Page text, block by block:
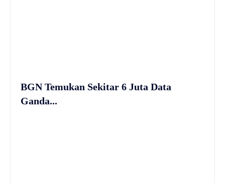
BGN Temukan Sekitar 6 Juta Data
Ganda...